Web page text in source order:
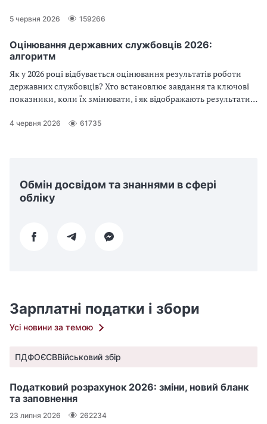
бюджетні установи, що фінансуються з місцевого бюджету,
структуру ОМС, їх повноваження, у т. ч. щодо бюджету,
отримання фінансування тощо. Розглянемо це детальніше
5 червня 2026 159266
Оцінювання державних службовців 2026:
алгоритм
Як у 2026 році відбувається оцінювання результатів роботи
державних службовців? Хто встановлює завдання та ключові
показники, коли їх змінювати, і як відображають результати
алгоритмі
4 червня 2026 61735
Обмін досвідом та знаннями в сфері
обліку
Зарплатні податки і збори
Усі новини за темою
ПДФОЄСВВійськовий збір
Податковий розрахунок 2026: зміни, новий бланк
та заповнення
23 липня 2026 262234